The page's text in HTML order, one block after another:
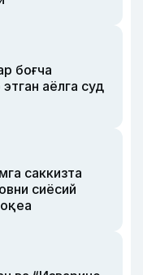
боғча
аёлга суд
саккизта
сиёсий